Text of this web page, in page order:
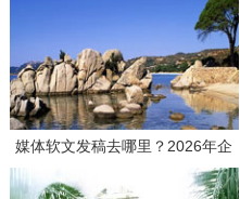
媒体软文发稿去哪里？2026年企
业发稿平台选择全攻略与避坑指南